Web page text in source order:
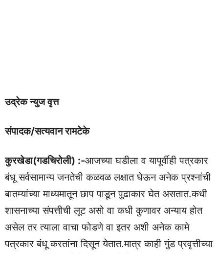
उद्रेक न्युज वृत्त
संपादक/सत्यवान रामटेके
कुरखेडा(गडचिरोली) :-आजच्या घडीला व यापूर्वीही पत्रकार
बंधू सर्वसामान्य जनतेची कळवळ लक्षात घेऊन अनेक प्रश्नांची
बातम्यांच्या माध्यमातून छाप पाडून पुढाकार घेत असतात.कधी
शासनाच्या संपत्तीची लूट असो वा कधी कुणावर अन्याय होत
असेल तर त्याला वाचा फोडणे वा इतर अशी अनेक कामे
पत्रकार बंधू करतांना दिसून येतात.मात्र काही गुंड प्रवृत्तीच्या